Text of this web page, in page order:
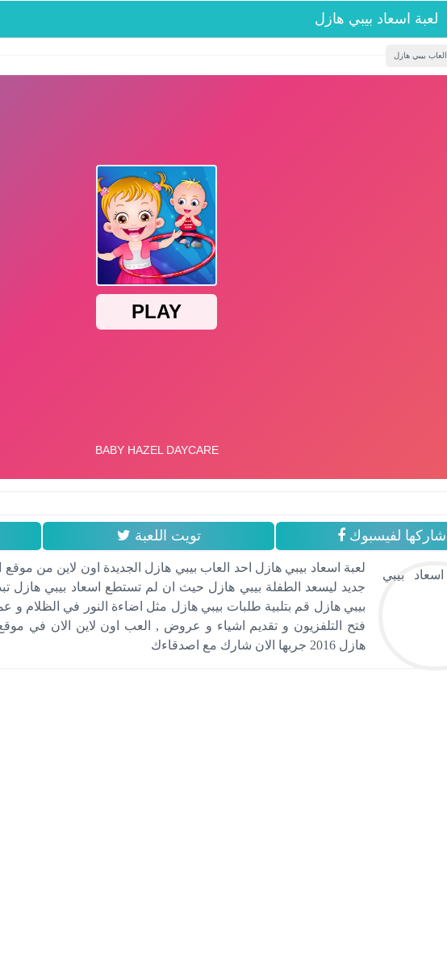
لعبة اسعاد بيبي هازل
العاب بيبي هازل
شاركها لفيسبوك تويت اللعبة
لعبة اسعاد بيبي هازل احد العاب بيبي هازل الجديدة اون لاين من
جديد ليسعد الطفلة بيبي هازل حيث ان لم تستطع اسعاد بيبي هازل
بيبي هازل قم بتلبية طلبات بيبي هازل مثل اضاءة النور في الظلام
فتح التلفزيون و تقديم اشياء و عروض , العب اون لاين الان في
هازل 2016 جربها الان شارك مع اصدقاءك